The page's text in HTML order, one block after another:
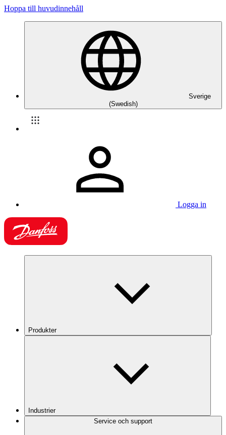
Hoppa till huvudinnehåll
Sverige
(Swedish)
Logga in
Produkter
Industrier
Service och support